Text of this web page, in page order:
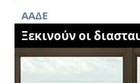
AAΔΕ
Ξεκινούν οι